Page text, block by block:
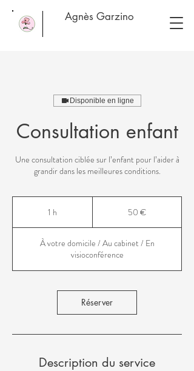
Agnès Garzino
Disponible en ligne
Consultation enfant
Une consultation ciblée sur l’enfant pour l’aider à
grandir dans les meilleures conditions.
1 h 50 €
À votre domicile / Au cabinet / En
visioconférence
Réserver
Description du service